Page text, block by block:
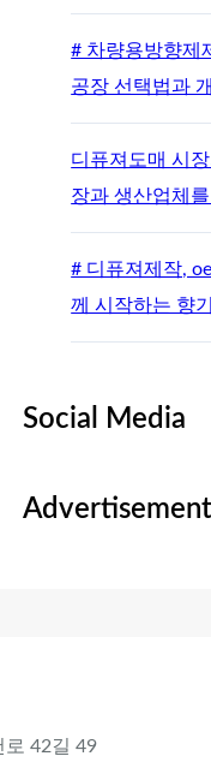
# 차량용방향제
공장 선택법과
디퓨져도매 시
장과 생산업체
# 디퓨져제작,
께 시작하는 향
Social Media
Advertisement
42길 49